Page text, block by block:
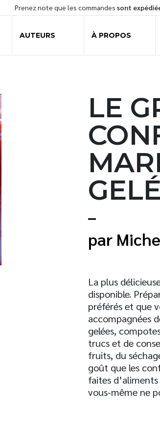
Prenez note que les commandes sont
AUTEURS À PROPOS
LE
La plus
disponible.
préférés et que
accompagnées
gelées,
trucs et de
fruits, du
goût que les
faites
vous-même ne